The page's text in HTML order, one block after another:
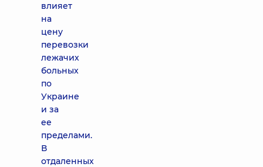
влияет
на
цену
перевозки
лежачих
больных
по
Украине
и за
ее
пределами.
В
отдаленных